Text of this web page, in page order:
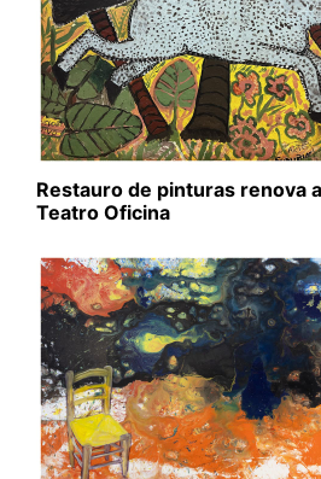
Restauro de pinturas renova
Teatro Oficina